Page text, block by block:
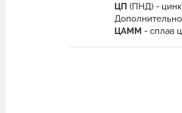
ЦП (ПНД) -
ЦАММ - сплав